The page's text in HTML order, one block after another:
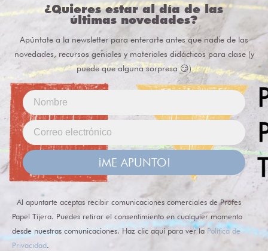
¿Quieres estar al día de las
últimas novedades?
Apúntate a la newsletter para enterarte antes que nadie de las
novedades, recursos geniales y materiales didácticos para clase (y
puede que alguna sorpresa 😏)
¡ME APUNTO!
Al apuntarte aceptas recibir comunicaciones comerciales de Profes
Papel Tijera. Puedes retirar el consentimiento en cualquier momento
desde nuestras comunicaciones. Haz clic aquí para ver la Política de
Privacidad.